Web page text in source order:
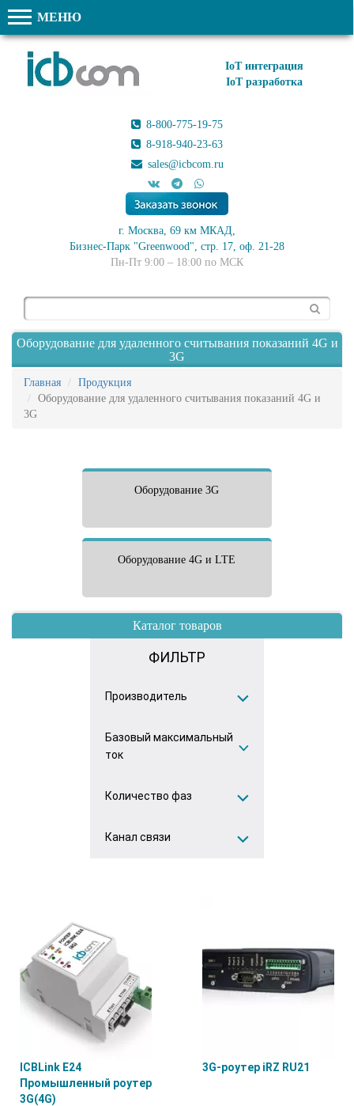
МЕНЮ
IoT интеграция
IoT разработка
8-800-775-19-75
8-918-940-23-63
sales@icbcom.ru
г. Москва, 69 км МКАД,
Бизнес-Парк "Greenwood", стр. 17, оф. 21-28
Пн-Пт 9:00 – 18:00 по МСК
Оборудование для удаленного считывания показаний 4G и
3G
Главная
Продукция
Оборудование для удаленного считывания показаний 4G и
3G
Оборудование 3G
Оборудование 4G и LTE
Каталог товаров
ФИЛЬТР
Производитель
ICBCOM(12)
Базовый максимальный
ток
1(2)А(2)
Количество фаз
Однофазный
Канал связи
ICBLink E24
Промышленный роутер
3G(4G)
3G-роутер iRZ RU21